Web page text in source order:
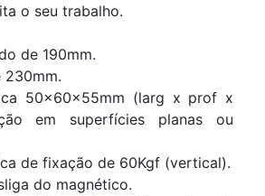
o seu trabalho.
de 190mm.
50x60x55mm (larg x prof x
em superfícies planas ou
de fixação de 60Kgf (vertical).
do magnético.